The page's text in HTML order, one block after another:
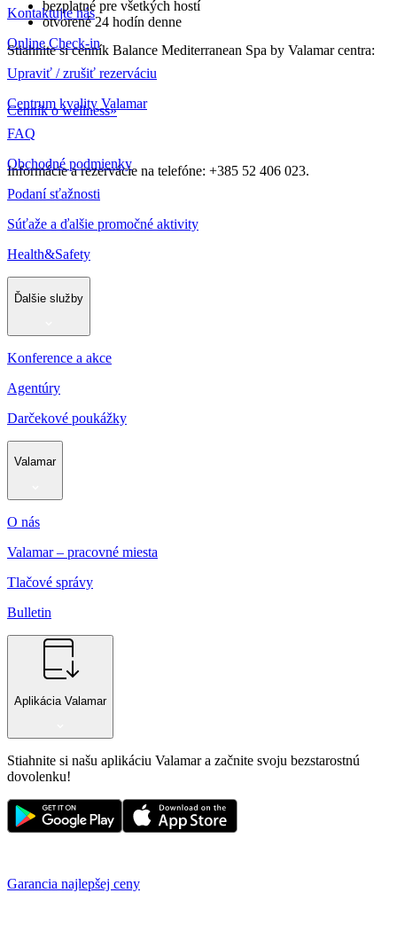
Stiahnite si cenník Balance Mediterranean Spa by Valamar centra:
Cenník o wellness»
Informácie a rezervácie na telefóne: +385 52 406 023.
bezplatné pre všetkých hostí
otvorené 24 hodín denne
Kontaktujte nás
Online Check-in
Upraviť / zrušiť rezerváciu
Centrum kvality Valamar
FAQ
Obchodné podmienky
Podaní sťažnosti
Súťaže a ďalšie promočné aktivity
Health&Safety
Ďalšie služby
Konference a akce
Agentúry
Darčekové poukážky
Valamar
O nás
Valamar – pracovné miesta
Tlačové správy
Bulletin
Aplikácia Valamar
Stiahnite si našu aplikáciu Valamar a začnite svoju bezstarostnú
dovolenku!
Garancia najlepšej ceny